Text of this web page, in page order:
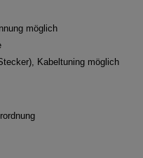
möglich
Kabeltuning möglich